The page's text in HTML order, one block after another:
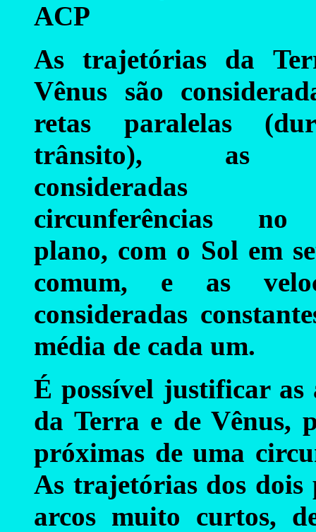
ACP
As trajetórias da
Vênus são
retas paralelas
trânsito), as
consideradas
circunferências no
plano, com o Sol em
comum, e as
consideradas
média de cada um.
É possível justificar as
da Terra e de Vênus,
próximas de uma
As trajetórias dos dois
arcos muito curtos,